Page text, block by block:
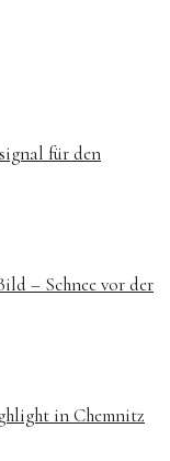
für den
– Schnee vor der
in Chemnitz